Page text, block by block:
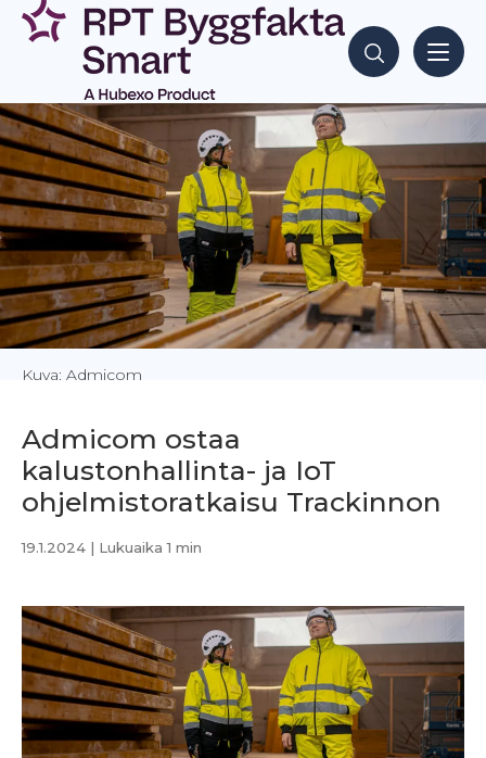
Siirry
sisältöön
Hae sisältöjä
Kuva: Admicom
Admicom ostaa
kalustonhallinta- ja IoT
ohjelmistoratkaisu Trackinnon
19.1.2024 | Lukuaika 1 min